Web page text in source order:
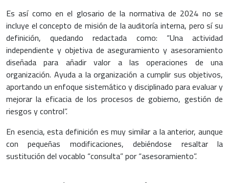
Es así como en el glosario de la normativa de 2024 no se
incluye el concepto de misión de la auditoría interna, pero sí su
definición, quedando redactada como: “Una actividad
independiente y objetiva de aseguramiento y asesoramiento
diseñada para añadir valor a las operaciones de una
organización. Ayuda a la organización a cumplir sus objetivos,
aportando un enfoque sistemático y disciplinado para evaluar y
mejorar la eficacia de los procesos de gobierno, gestión de
riesgos y control”.
En esencia, esta definición es muy similar a la anterior, aunque
con pequeñas modificaciones, debiéndose resaltar la
sustitución del vocablo “consulta” por “asesoramiento”.